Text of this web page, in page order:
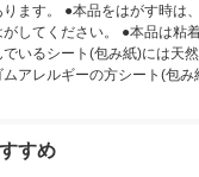
ます。 ●本品をはがす時は
してください。 ●本品は粘
いるシート(包み紙)には天
アレルギーの方シート(包
すめ